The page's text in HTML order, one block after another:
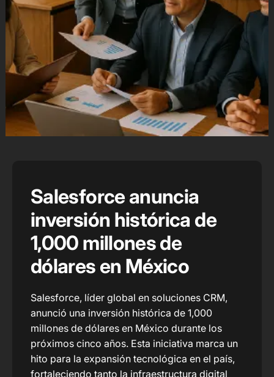
Salesforce anuncia
inversión histórica de
1,000 millones de
dólares en México
Salesforce, líder global en soluciones CRM,
anunció una inversión histórica de 1,000
millones de dólares en México durante los
próximos cinco años. Esta iniciativa marca un
hito para la expansión tecnológica en el país,
fortaleciendo tanto la infraestructura digital